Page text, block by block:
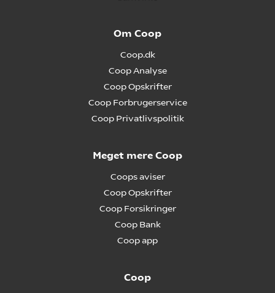
Om Coop
Coop.dk
Coop Analyse
Coop Opskrifter
Coop Forbrugerservice
Coop Privatlivspolitik
Meget mere Coop
Coops aviser
Coop Opskrifter
Coop Forsikringer
Coop Bank
Coop app
Coop